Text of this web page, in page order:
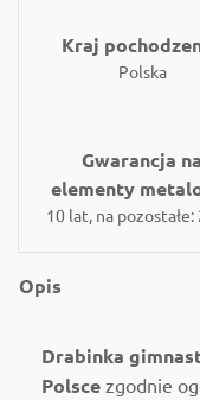
Kraj
Polska
Gwarancja na
elementy
10 lat, na pozostałe:
Opis
Drabinka
Polsce zgodnie